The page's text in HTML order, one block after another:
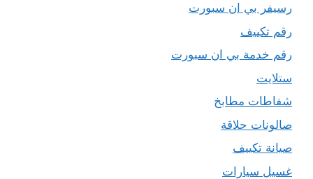
رسيفر بي ان سبورت
رقم تكييف
رقم خدمة بي ان سبورت
ستلايت
شفاطات مطابخ
صالونات حلاقة
صيانة تكييف
غسيل سيارات